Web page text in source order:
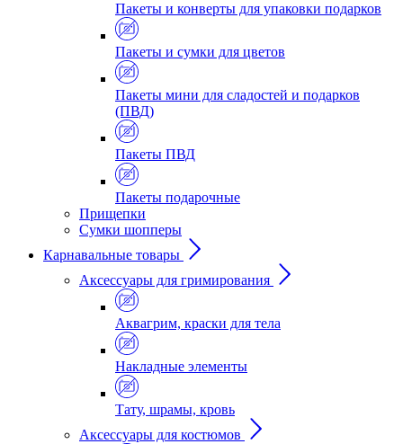
Пакеты и конверты для упаковки подарков
Пакеты и сумки для цветов
Пакеты мини для сладостей и подарков
(ПВД)
Пакеты ПВД
Пакеты подарочные
Прищепки
Сумки шопперы
Карнавальные товары
Аксессуары для гримирования
Аквагрим, краски для тела
Накладные элементы
Тату, шрамы, кровь
Аксессуары для костюмов